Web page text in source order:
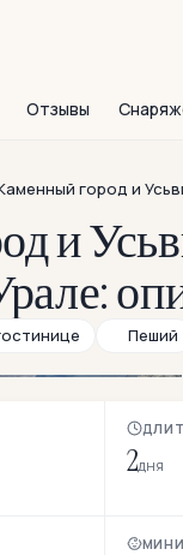
Отзывы
город и
и
Пеший
2дня